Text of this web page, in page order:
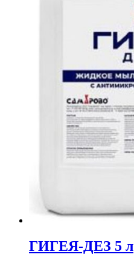
ГИГЕЯ-ДЕЗ 5 л